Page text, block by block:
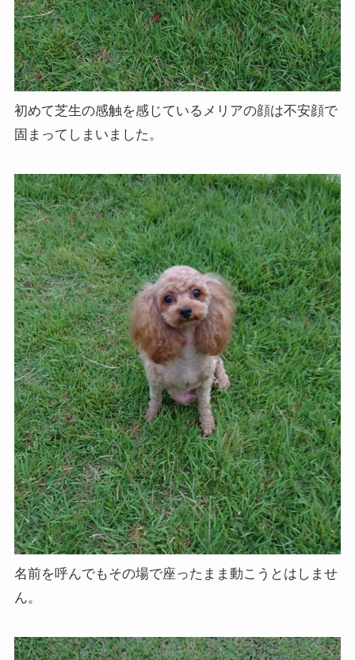
初めて芝生の感触を感じているメリアの顔は不安顔で
固まってしまいました。
名前を呼んでもその場で座ったまま動こうとはしませ
ん。